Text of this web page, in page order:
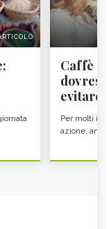
Caffè
evitare
Per molti il
azione,